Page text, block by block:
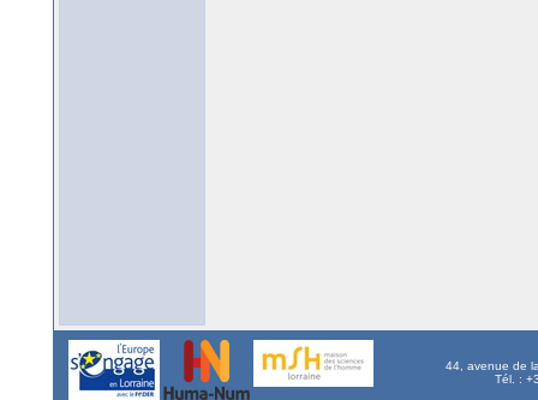
44, avenue de
Tél. :